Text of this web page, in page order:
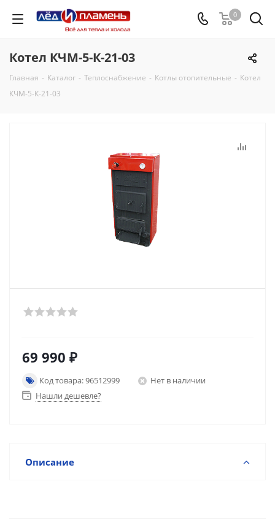
0
Котел КЧМ-5-К-21-03
Главная - Каталог - Теплоснабжение - Котлы отопительные - Котел
КЧМ-5-К-21-03
69 990 ₽
Код товара: 96512999
Нет в наличии
Нашли дешевле?
Описание